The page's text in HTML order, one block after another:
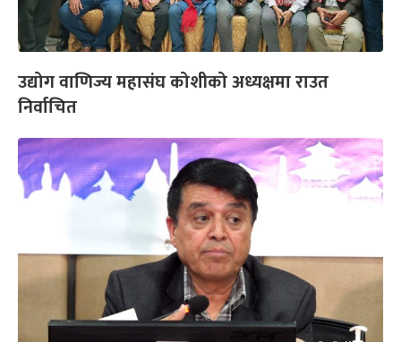
उद्योग वाणिज्य महासंघ कोशीको अध्यक्षमा राउत
निर्वाचित